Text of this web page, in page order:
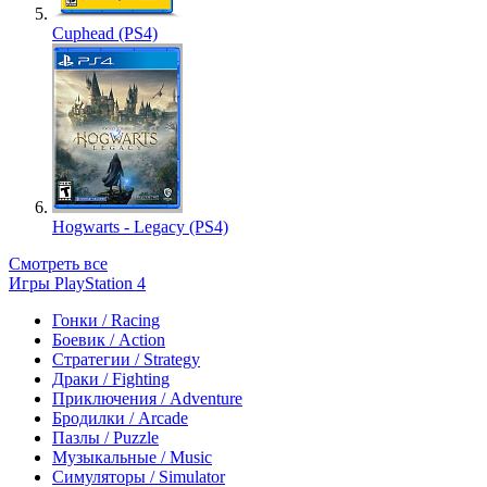
Cuphead (PS4)
Hogwarts - Legacy (PS4)
Смотреть все
Игры PlayStation 4
Гонки / Racing
Боевик / Action
Стратегии / Strategy
Драки / Fighting
Приключения / Adventure
Бродилки / Arcade
Пазлы / Puzzle
Музыкальные / Music
Симуляторы / Simulator